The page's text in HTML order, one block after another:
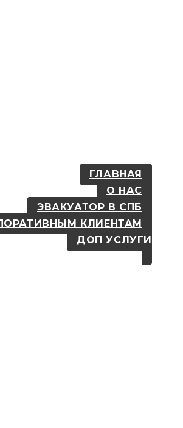
ГЛАВНАЯ
О НАС
ЭВАКУАТОР В СПБ
КЛИЕНТАМ
ДОП УСЛУГИ